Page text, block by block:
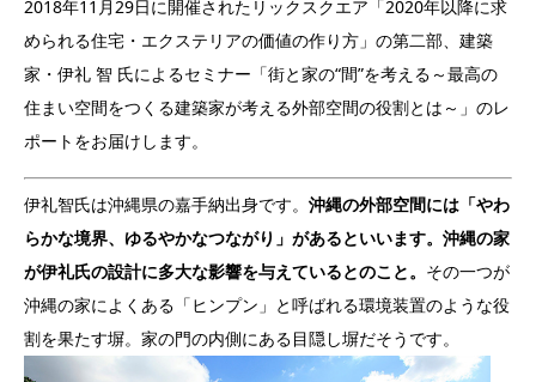
2018年11月29日に開催されたリックスクエア「2020年以降に求
められる住宅・エクステリアの価値の作り方」の第二部、建築
家・伊礼 智 氏によるセミナー「街と家の“間”を考える～最高の
住まい空間をつくる建築家が考える外部空間の役割とは～」のレ
ポートをお届けします。
伊礼智氏は沖縄県の嘉手納出身です。 沖縄の外部空間には「やわ
らかな境界、ゆるやかなつながり」があるといいます。沖縄の家
が伊礼氏の設計に多大な影響を与えているとのこと。 その一つが
沖縄の家によくある「ヒンプン」と呼ばれる環境装置のような役
割を果たす塀。 家の門の内側にある目隠し塀だそうです。